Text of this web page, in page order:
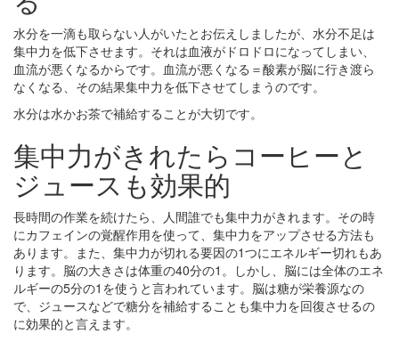
水分を一滴も取らない人がいたとお伝えしましたが、水分不足は
集中力を低下させます。それは血液がドロドロになってしまい、
血流が悪くなるからです。血流が悪くなる＝酸素が脳に行き渡ら
なくなる、その結果集中力を低下させてしまうのです。
水分は水かお茶で補給することが大切です。
集中力がきれたらコーヒーと
ジュースも効果的
長時間の作業を続けたら、人間誰でも集中力がきれます。その時
にカフェインの覚醒作用を使って、集中力をアップさせる方法も
あります。また、集中力が切れる要因の1つにエネルギー切れもあ
ります。脳の大きさは体重の40分の1。しかし、脳には全体のエネ
ルギーの5分の1を使うと言われています。脳は糖が栄養源なの
で、ジュースなどで糖分を補給することも集中力を回復させるの
に効果的と言えます。